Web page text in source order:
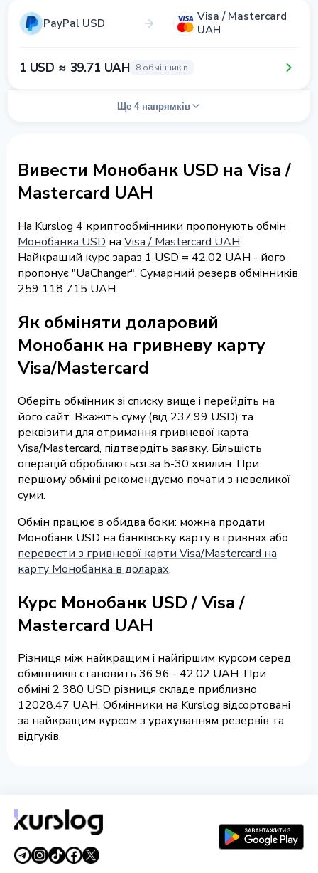
PayPal USD
Visa / Mastercard
UAH
1 USD ≈ 39.71 UAH 8 обмінників
Ще 4 напрямків
Вивести Монобанк USD на Visa /
Mastercard UAH
На Kurslog 4 криптообмінники пропонують обмін
Монобанка USD на Visa / Mastercard UAH.
Найкращий курс зараз 1 USD = 42.02 UAH - його
пропонує "UaChanger". Сумарний резерв обмінників
259 118 715 UAH.
Як обміняти доларовий
Монобанк на гривневу карту
Visa/Mastercard
Оберіть обмінник зі списку вище і перейдіть на
його сайт. Вкажіть суму (від 237.99 USD) та
реквізити для отримання гривневої карта
Visa/Mastercard, підтвердіть заявку. Більшість
операцій обробляються за 5-30 хвилин. При
першому обміні рекомендуємо почати з невеликої
суми.
Обмін працює в обидва боки: можна продати
Монобанк USD на банківську карту в гривнях або
перевести з гривневої карти Visa/Mastercard на
карту Монобанка в доларах.
Курс Монобанк USD / Visa /
Mastercard UAH
Різниця між найкращим і найгіршим курсом серед
обмінників становить 36.96 - 42.02 UAH. При
обміні 2 380 USD різниця складе приблизно
12028.47 UAH. Обмінники на Kurslog відсортовані
за найкращим курсом з урахуванням резервів та
відгуків.